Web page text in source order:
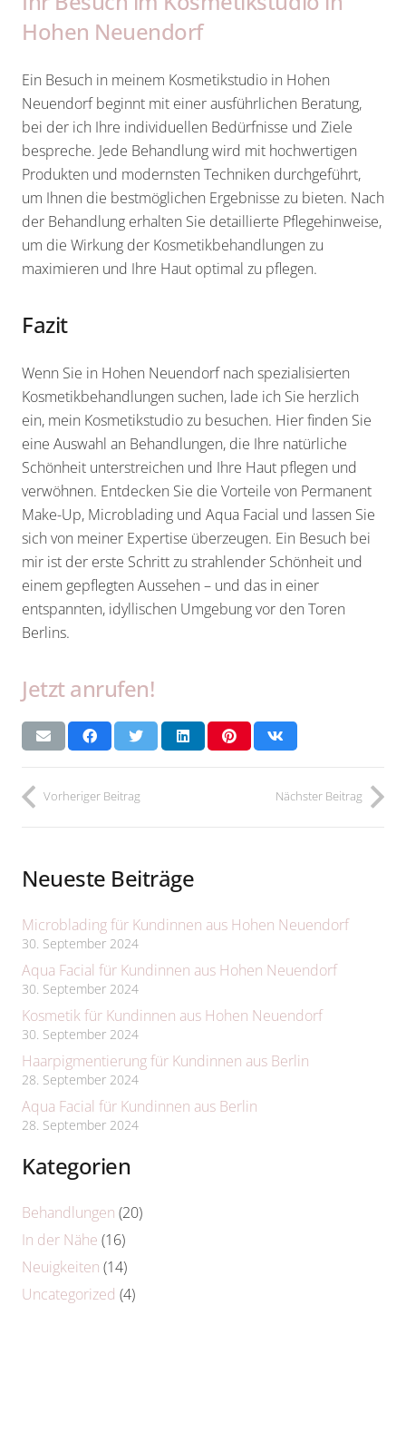
Hohen Neuendorf
Ein Besuch in meinem Kosmetikstudio in Hohen
Neuendorf beginnt mit einer ausführlichen Beratung,
bei der ich Ihre individuellen Bedürfnisse und Ziele
bespreche. Jede Behandlung wird mit hochwertigen
Produkten und modernsten Techniken durchgeführt,
um Ihnen die bestmöglichen Ergebnisse zu bieten. Nach
der Behandlung erhalten Sie detaillierte Pflegehinweise,
um die Wirkung der Kosmetikbehandlungen zu
maximieren und Ihre Haut optimal zu pflegen.
Fazit
Wenn Sie in Hohen Neuendorf nach spezialisierten
Kosmetikbehandlungen suchen, lade ich Sie herzlich
ein, mein Kosmetikstudio zu besuchen. Hier finden Sie
eine Auswahl an Behandlungen, die Ihre natürliche
Schönheit unterstreichen und Ihre Haut pflegen und
verwöhnen. Entdecken Sie die Vorteile von Permanent
Make-Up, Microblading und Aqua Facial und lassen Sie
sich von meiner Expertise überzeugen. Ein Besuch bei
mir ist der erste Schritt zu strahlender Schönheit und
einem gepflegten Aussehen – und das in einer
entspannten, idyllischen Umgebung vor den Toren
Berlins.
Jetzt anrufen!
Vorheriger Beitrag Nächster Beitrag
Neueste Beiträge
Microblading für Kundinnen aus Hohen Neuendorf
30. September 2024
Aqua Facial für Kundinnen aus Hohen Neuendorf
30. September 2024
Kosmetik für Kundinnen aus Hohen Neuendorf
30. September 2024
Haarpigmentierung für Kundinnen aus Berlin
28. September 2024
Aqua Facial für Kundinnen aus Berlin
28. September 2024
Kategorien
Behandlungen (20)
In der Nähe (16)
Neuigkeiten (14)
Uncategorized (4)